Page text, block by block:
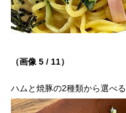
（画像 5 / 11）
ハムと焼豚の2種類から選べる